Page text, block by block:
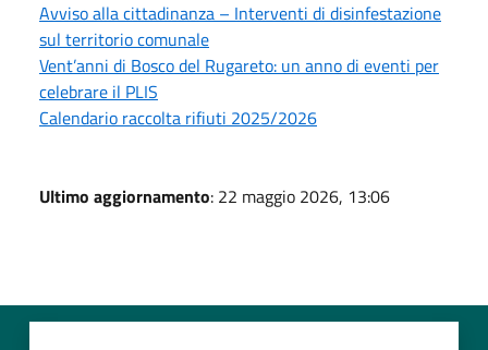
Avviso alla cittadinanza – Interventi di disinfestazione
sul territorio comunale
Vent’anni di Bosco del Rugareto: un anno di eventi per
celebrare il PLIS
Calendario raccolta rifiuti 2025/2026
Ultimo aggiornamento: 22 maggio 2026, 13:06